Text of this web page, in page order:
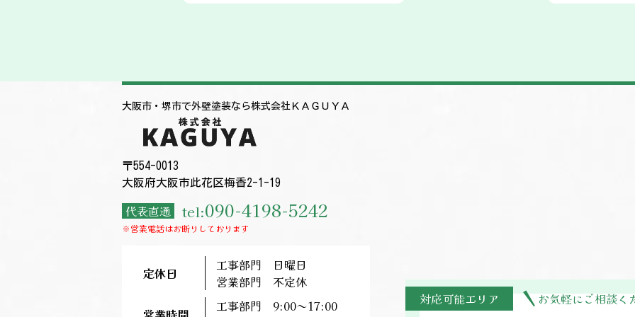
大阪市・堺市で外壁塗装なら株式会社ＫＡＧＵＹＡ
〒554-0013
大阪府大阪市此花区梅香2-1-19
代表直通 tel:090-4198-5242
※営業電話はお断りしております
定休日
工事部門 日曜日
営業部門 不定休
工事部門 9:00～17:00
対応可能エリア お気軽にご相談く